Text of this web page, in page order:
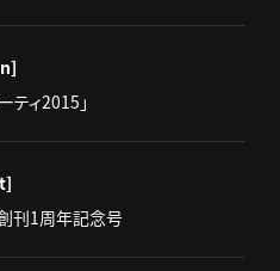
ティ2015」
刊1周年記念号